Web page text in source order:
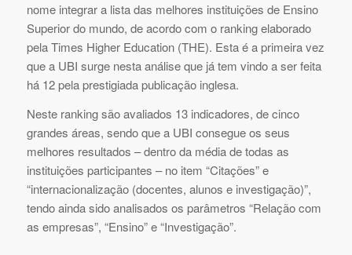
nome integrar a lista das melhores instituições de Ensino
Superior do mundo, de acordo com o ranking elaborado
pela Times Higher Education (THE). Esta é a primeira vez
que a UBI surge nesta análise que já tem vindo a ser feita
há 12 pela prestigiada publicação inglesa.
Neste ranking são avaliados 13 indicadores, de cinco
grandes áreas, sendo que a UBI consegue os seus
melhores resultados – dentro da média de todas as
instituições participantes – no item “Citações” e
“internacionalização (docentes, alunos e investigação)”,
tendo ainda sido analisados os parâmetros “Relação com
as empresas”, “Ensino” e “Investigação”.